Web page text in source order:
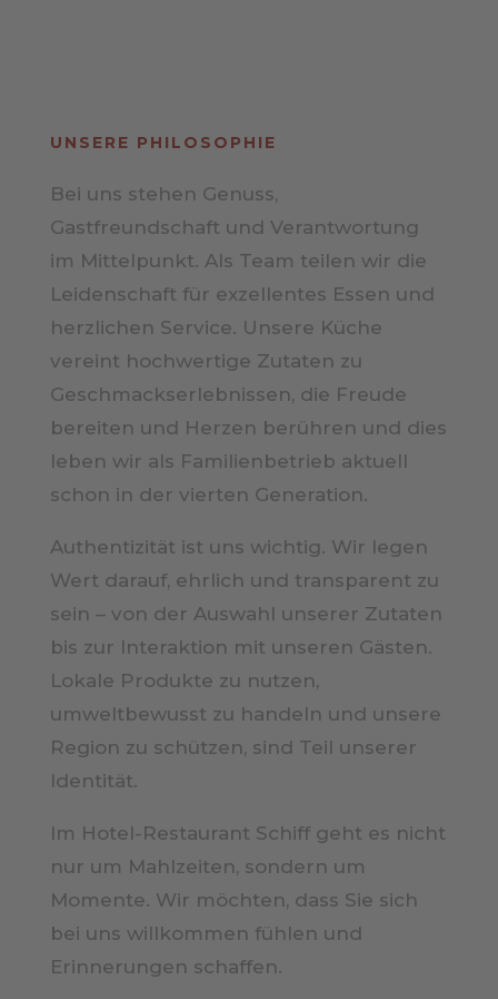
UNSERE PHILOSOPHIE
Bei uns stehen Genuss,
Gastfreundschaft und Verantwortung
im Mittelpunkt. Als Team teilen wir die
Leidenschaft für exzellentes Essen und
herzlichen Service. Unsere Küche
vereint hochwertige Zutaten zu
Geschmackserlebnissen, die Freude
bereiten und Herzen berühren und dies
leben wir als Familienbetrieb aktuell
schon in der vierten Generation.
Authentizität ist uns wichtig. Wir legen
Wert darauf, ehrlich und transparent zu
sein – von der Auswahl unserer Zutaten
bis zur Interaktion mit unseren Gästen.
Lokale Produkte zu nutzen,
umweltbewusst zu handeln und unsere
Region zu schützen, sind Teil unserer
Identität.
Im Hotel-Restaurant Schiff geht es nicht
nur um Mahlzeiten, sondern um
Momente. Wir möchten, dass Sie sich
bei uns willkommen fühlen und
Erinnerungen schaffen.